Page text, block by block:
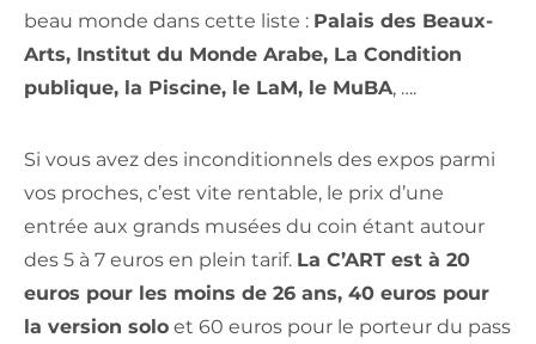
beau monde dans cette liste : Palais des Beaux-
Arts, Institut du Monde Arabe, La Condition
publique, la Piscine, le LaM, le MuBA, ….
Si vous avez des inconditionnels des expos parmi
vos proches, c’est vite rentable, le prix d’une
entrée aux grands musées du coin étant autour
des 5 à 7 euros en plein tarif. La C’ART est à 20
euros pour les moins de 26 ans, 40 euros pour
la version solo et 60 euros pour le porteur du pass